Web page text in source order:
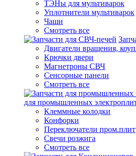
ТЭНы для мультиварок
Уплотнители мультиварок
Чаши
Смотреть все
Двигатели вращения,
Крючки двери
Магнетроны СВЧ
Сенсорные панели
Смотреть все
для промышленных
Клеммные колодки
Конфорки
Переключатели пром.плит
Свечи розжига
Смотреть все